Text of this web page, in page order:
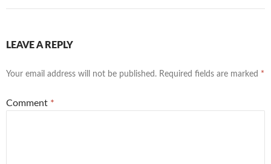
LEAVE A REPLY
Your email address will not be published. Required fields are marked *
Comment *